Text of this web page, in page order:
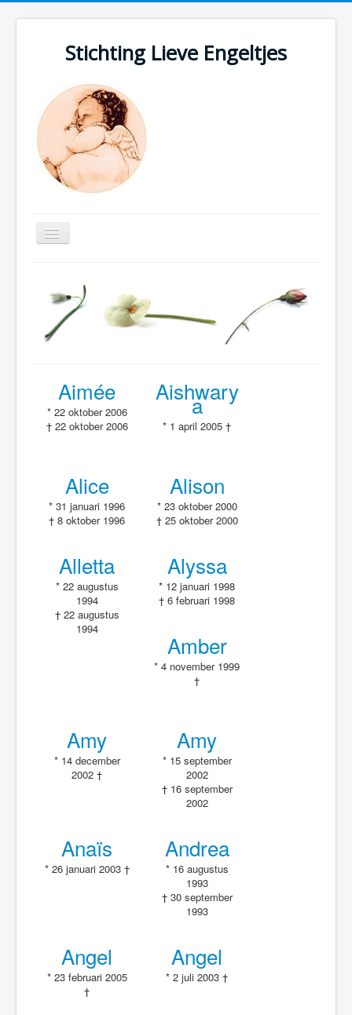
Stichting Lieve Engeltjes
Op datum
Op naam
Aimée
* 22 oktober 2006
† 22 oktober 2006
Aishwary
a
* 1 april 2005 †
Alice
* 31 januari 1996
† 8 oktober 1996
Alison
* 23 oktober 2000
† 25 oktober 2000
Alletta
* 22 augustus
1994
† 22 augustus
1994
Alyssa
* 12 januari 1998
† 6 februari 1998
Amber
* 4 november 1999
†
Amy
* 14 december
2002 †
Amy
* 15 september
2002
† 16 september
2002
Anaïs
* 26 januari 2003 †
Andrea
* 16 augustus
1993
† 30 september
1993
Angel
* 23 februari 2005
†
Angel
* 2 juli 2003 †